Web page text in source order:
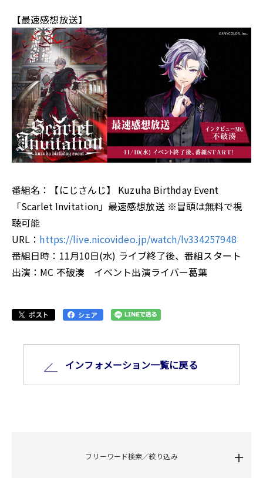
【最速感想放送】
番組名：【にじさんじ】 Kuzuha Birthday Event
「Scarlet Invitation」最速感想放送 ※冒頭は無料で視
聴可能
URL： https://live.nicovideo.jp/watch/lv334257948
番組日時：11月10日(水) ライブ終了後、番組スタート
出演：MC 不破湊 イベント出演ライバー葛葉
インフォメーション⼀覧に戻る
フリーワード検索／絞り込み